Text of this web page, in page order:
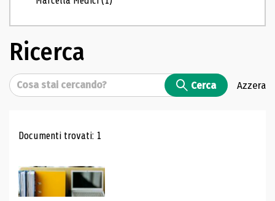
Ricerca
Cerca Cerca Azzera
Risultati di ricerca
Documenti trovati: 1